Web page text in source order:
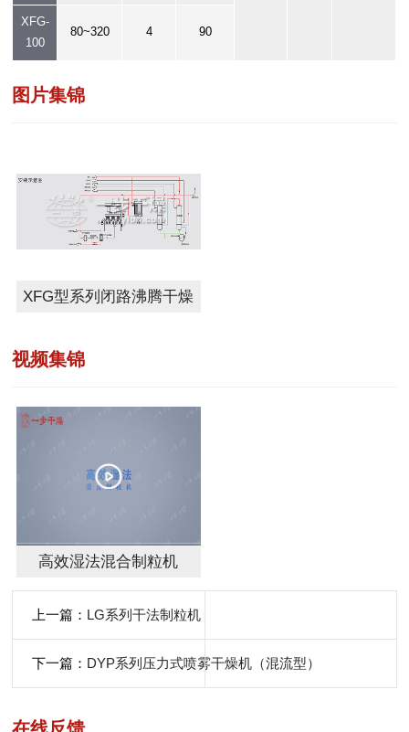
XFG-
100
80~320 4 90
图片集锦
XFG型系列闭路沸腾干燥
视频集锦
高效湿法混合制粒机
上一篇： LG系列干法制粒机
下一篇： DYP系列压力式喷雾干燥机（混流型）